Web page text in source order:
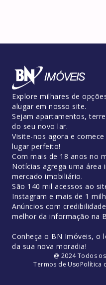
Explore milhares de
alugar em nosso site.
Sejam apartamentos,
do seu novo lar.
Visite-nos agora e
lugar perfeito!
Com mais de 18 anos no
Notícias agrega uma área
mercado imobiliário.
São 140 mil acessos ao
Instagram e mais de 1
Anúncios com
melhor da informação na
Conheça o BN Imóveis, o
da sua nova moradia!
@ 2024 Todos
Termos de UsoPolítica